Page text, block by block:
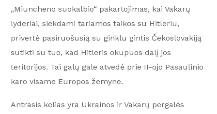
„Miuncheno suokalbio“ pakartojimas, kai Vakarų
lyderiai, siekdami tariamos taikos su Hitleriu,
privertė pasiruošusią su ginklu gintis Čekoslovakiją
sutikti su tuo, kad Hitleris okupuos dalį jos
teritorijos. Tai galų gale atvedė prie II-ojo Pasaulinio
karo visame Europos žemyne.
Antrasis kelias yra Ukrainos ir Vakarų pergalės